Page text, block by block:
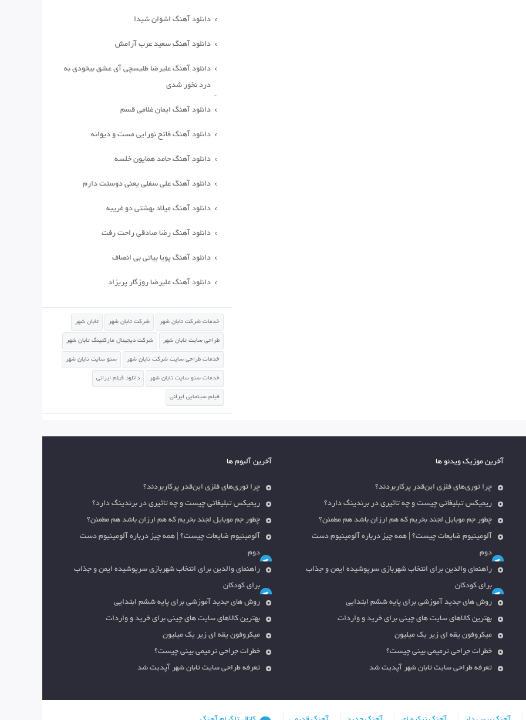
دانلود آهنگ اشوان شیدا
دانلود آهنگ سعید عرب آرامش
دانلود آهنگ علیرضا طلیسچی آی عشق بیخودی به
درد نخور شدی
دانلود آهنگ ایمان غلامی قسم
دانلود آهنگ فاتح نورایی مست و دیوانه
دانلود آهنگ حامد همایون خلسه
دانلود آهنگ علی سفلی یعنی دوستت دارم
دانلود آهنگ میلاد بهشتی دو غریبه
دانلود آهنگ رضا صادقی راحت رفت
دانلود آهنگ پویا بیاتی بی انصاف
دانلود آهنگ علیرضا روزگار پریزاد
خدمات شرکت تابان شهر شرکت تابان شهر تابان شهر
طراحی سایت تابان شهر شرکت دیجیتال مارکتینگ تابان شهر
خدمات طراحی سایت شرکت تابان شهر سئو سایت تابان شهر
خدمات سئو سایت تابان شهر دانلود فیلم ایرانی
فیلم سینمایی ایرانی
آخرین موزیک ویدئو ها
چرا توری‌های فلزی این‌قدر پرکاربردند؟
ریمیکس تبلیغاتی چیست و چه تاثیری در برندینگ دارد؟
چطور جم موبایل لجند بخریم که هم ارزان باشد هم مطمئن؟
آلومینیوم ضایعات چیست؟ | همه چیز درباره آلومینیوم دست
دوم
راهنمای والدین برای انتخاب شهربازی سرپوشیده ایمن و جذاب
برای کودکان
روش های جدید آموزشی برای پایه ششم ابتدایی
بهترین کالاهای سایت های چینی برای خرید و واردات
میکروفون یقه ای زیر یک میلیون
خطرات جراحی ترمیمی بینی چیست؟
تعرفه طراحی سایت تابان شهر آپدیت شد
آخرین آلبوم ها
چرا توری‌های فلزی این‌قدر پرکاربردند؟
ریمیکس تبلیغاتی چیست و چه تاثیری در برندینگ دارد؟
چطور جم موبایل لجند بخریم که هم ارزان باشد هم مطمئن؟
آلومینیوم ضایعات چیست؟ | همه چیز درباره آلومینیوم دست
دوم
راهنمای والدین برای انتخاب شهربازی سرپوشیده ایمن و جذاب
برای کودکان
روش های جدید آموزشی برای پایه ششم ابتدایی
بهترین کالاهای سایت های چینی برای خرید و واردات
میکروفون یقه ای زیر یک میلیون
خطرات جراحی ترمیمی بینی چیست؟
تعرفه طراحی سایت تابان شهر آپدیت شد